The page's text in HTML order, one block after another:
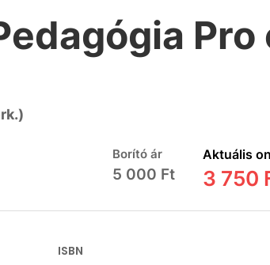
Pro
Borító ár
5 000 Ft
Aktuális
3 750
ISBN